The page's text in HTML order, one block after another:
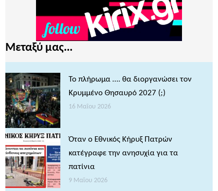
Μεταξύ μας...
Το πλήρωμα …. θα διοργανώσει τον
Κρυμμένο Θησαυρό 2027 (;)
16 Μαΐου 2026
Όταν ο Εθνικός Κήρυξ Πατρών
κατέγραφε την ανησυχία για τα
πατίνια
9 Μαΐου 2026